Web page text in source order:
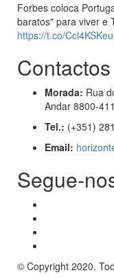
Forbes coloca
baratos" para viver e
https://t.co/
Contactos
Morada: Rua
Andar 8800-
Tel.: (+351)
Email:
Segue-
© Copyright 2020.